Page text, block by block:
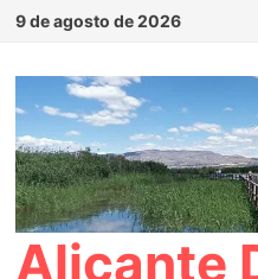
Saltar
contenido
9 de agosto de 2026
Alicante